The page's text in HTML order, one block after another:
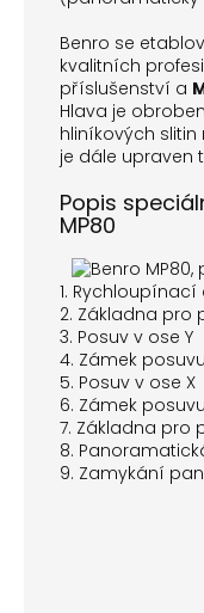
Benro se
kvalitních
příslušenství a
Hlava je
hliníkových
je dále upraven
Popis
MP80
1.
2. Základna pro
3. Posuv v ose Y
4. Zámek
5. Posuv v ose X
6. Zámek
7. Základna pro
8.
9. Zamykání